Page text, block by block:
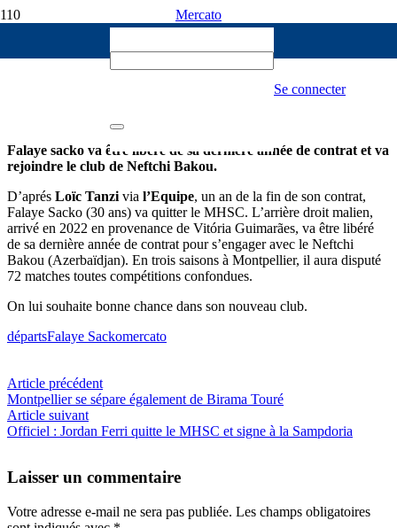
Se connecter
Mercato
Falaye Sacko en route vers l’Azerbaïdjan
Falaye sacko va être libéré de sa dernière année de contrat et va
rejoindre le club de Neftchi Bakou.
D’aprés Loïc Tanzivia l’Equipe, un an de la fin de son contrat,
Falaye Sacko (30 ans) va quitter le MHSC. L’arrière droit malien,
arrivé en 2022 en provenance de Vitória Guimarães, va être libéré
de sa dernière année de contrat pour s’engager avec le Neftchi
Bakou (Azerbaïdjan). En trois saisons à Montpellier, il aura disputé
72 matches toutes compétitions confondues.
On lui souhaite bonne chance dans son nouveau club.
départsFalaye Sackomercato
Article précédent
Montpellier se sépare également de Birama Touré
Article suivant
Officiel : Jordan Ferri quitte le MHSC et signe à la Sampdoria
Laisser un commentaire
Votre adresse e-mail ne sera pas publiée. Les champs obligatoires